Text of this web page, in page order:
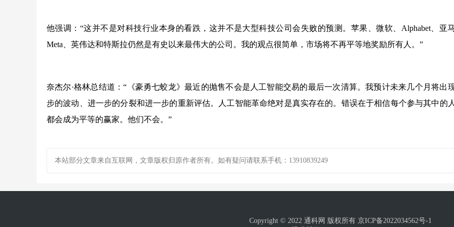
他强调：“这并不是对科技行业本身的看跌，这并不是大型科技公司会失败的预测。苹果、微软、Alphabet、亚马
Meta、英伟达和特斯拉仍然是有史以来最伟大的公司。我的观点很简单，市场将不再平等地奖励所有人。”
奈杰尔·格林总结道：“《豪勇七蛟龙》最近的抛售不会是人工智能交易的最后一次清算。我预计未来几个月将出
步的波动、进一步的分裂和进一步的重新评估。人工智能革命绝对是真实存在的。错误在于相信每个参与其中的
都会成为平等的赢家。他们不会。”
本站部分文章来自互联网，文章版权归原作者所有。如有疑问请联系手机：13910839249
Copyright © 2022 通科网 版权所有 京ICP备2022034562号-1